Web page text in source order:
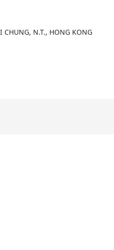
密封式設計，以隔絕外來污染物，
CHUNG, N.T., HONG KONG